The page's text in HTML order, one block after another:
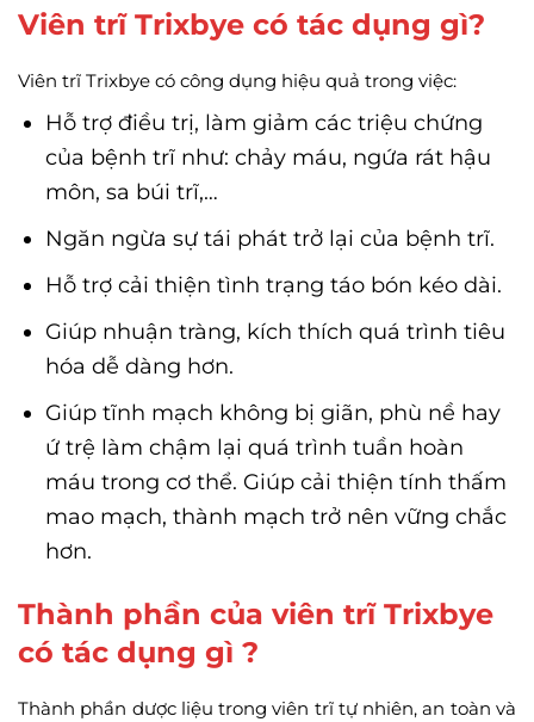
Viên trĩ Trixbye có tác dụng gì?
Viên trĩ Trixbye có công dụng hiệu quả trong việc:
Hỗ trợ điều trị, làm giảm các triệu chứng
của bệnh trĩ như: chảy máu, ngứa rát hậu
môn, sa búi trĩ,…
Ngăn ngừa sự tái phát trở lại của bệnh trĩ.
Hỗ trợ cải thiện tình trạng táo bón kéo dài.
Giúp nhuận tràng, kích thích quá trình tiêu
hóa dễ dàng hơn.
Giúp tĩnh mạch không bị giãn, phù nề hay
ứ trệ làm chậm lại quá trình tuần hoàn
máu trong cơ thể. Giúp cải thiện tính thấm
mao mạch, thành mạch trở nên vững chắc
hơn.
Thành phần của viên trĩ Trixbye
có tác dụng gì ?
Thành phần dược liệu trong viên trĩ tự nhiên, an toàn và